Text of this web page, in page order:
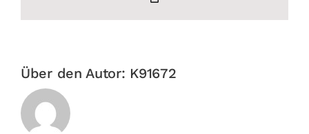
Über den Autor: K91672